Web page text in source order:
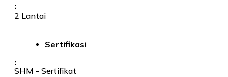
:
2 Lantai
Sertifikasi
:
SHM - Sertifikat